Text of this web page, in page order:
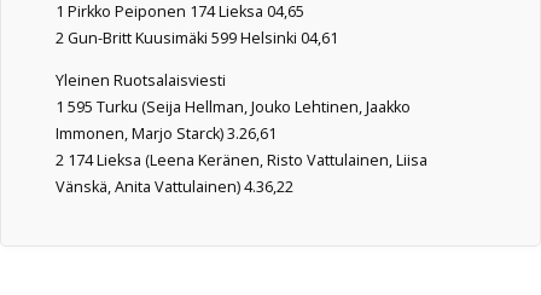
1 Pirkko Peiponen 174 Lieksa 04,65
2 Gun-Britt Kuusimäki 599 Helsinki 04,61
Yleinen Ruotsalaisviesti
1 595 Turku (Seija Hellman, Jouko Lehtinen, Jaakko
Immonen, Marjo Starck) 3.26,61
2 174 Lieksa (Leena Keränen, Risto Vattulainen, Liisa
Vänskä, Anita Vattulainen) 4.36,22